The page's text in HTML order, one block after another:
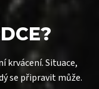
krvácení. Situace,
se připravit může.